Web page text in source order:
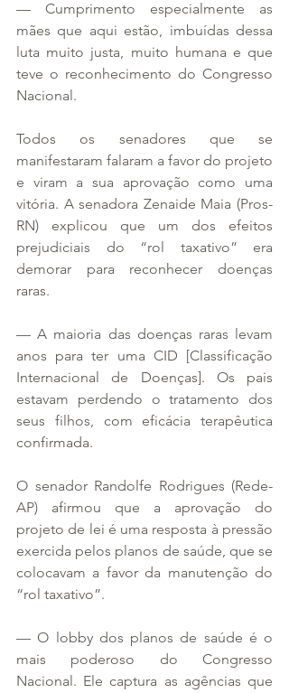
— Cumprimento especialmente as
mães que aqui estão, imbuídas dessa
luta muito justa, muito humana e que
teve o reconhecimento do Congresso
Nacional.
Todos os senadores que se
manifestaram falaram a favor do projeto
e viram a sua aprovação como uma
vitória. A senadora Zenaide Maia (Pros-
RN) explicou que um dos efeitos
prejudiciais do “rol taxativo” era
demorar para reconhecer doenças
raras.
— A maioria das doenças raras levam
anos para ter uma CID [Classificação
Internacional de Doenças]. Os pais
estavam perdendo o tratamento dos
seus filhos, com eficácia terapêutica
confirmada.
O senador Randolfe Rodrigues (Rede-
AP) afirmou que a aprovação do
projeto de lei é uma resposta à pressão
exercida pelos planos de saúde, que se
colocavam a favor da manutenção do
“rol taxativo”.
— O lobby dos planos de saúde é o
mais poderoso do Congresso
Nacional. Ele captura as agências que